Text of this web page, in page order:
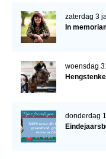
zaterdag 3
In
woensdag
donderdag